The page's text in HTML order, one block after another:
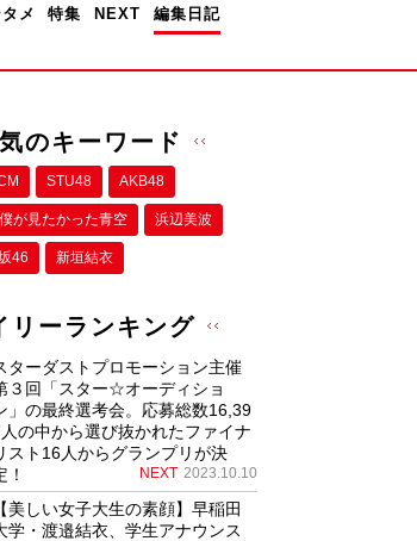
メ 特集 NEXT 編集日記
のキーワード
STU48 AKB48
僕が⾒たかった⻘空 浜辺美波
46 新垣結衣
リーランキング
ターダストプロモーション主催
３回「スター☆オーディショ
」の最終選考会。応募総数16,39
の中から選び抜かれたファイナ
スト16人からグランプリが決
！
NEXT 2023.10.10
【美しい女子大生の素顔】早稲田
学・渡邉結衣、学生アナウンス